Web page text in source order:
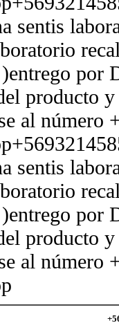
sentis
por
producto
al número
sentis
por
producto
al número